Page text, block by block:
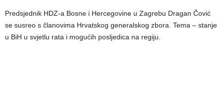
Predsjednik HDZ-a Bosne i Hercegovine u Zagrebu Dragan Čović
se susreo s članovima Hrvatskog generalskog zbora. Tema – stanje
u BiH u svjetlu rata i mogućih posljedica na regiju.